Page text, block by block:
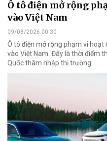
Ô tô điện mở rộng
vào Việt Nam
09/08/2026 00:30
Ô tô điện mở rộng phạm vi
vào Việt Nam. Đây là thời điểm
Quốc thâm nhập thị trường.